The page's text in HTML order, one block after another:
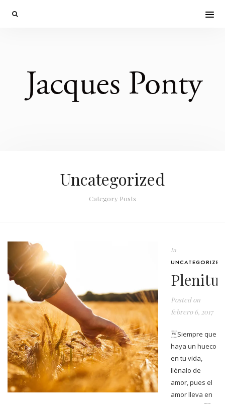
Uncategorized
Category Posts
In
UNCATEGORIZED
Posted on
febrero 6, 2017
Siempre que
haya un hueco
en tu vida,
llénalo de
amor, pues el
amor lleva en